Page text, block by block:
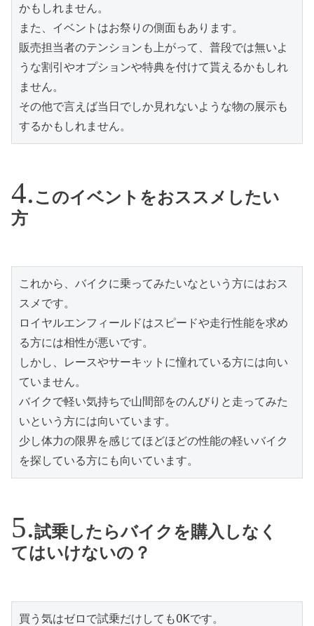
かもしれません。
また、イベントはお祭りの側面もあります。
販売担当者のテンションも上がって、普段では無いよ
うな割引やオプションや特典を付けて貰えるかもしれ
ません。
その他で言えば当日でしか見れないような物の展示も
するかもしれません。
このイベントをおススメしたい
方
これから、バイクに乗ってみたいなという方にはおス
スメです。
ロイヤルエンフィールドはスピードや走行性能を求め
る方には相性が悪いです。
しかし、レースやサーキットに憧れている方には向い
ていません。
バイクで軽い気持ちで山間部をのんびりと走ってみた
いという方には向いています。
少し体力の限界を感じてほどほどの性能の軽いバイク
を探している方にも向いています。
試乗したらバイクを購入しなく
てはいけないの？
買う気はゼロで試乗だけしてもOKです。